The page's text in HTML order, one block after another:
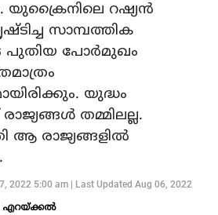
യുക്രൈനിലെ റഷ്യൻ
സാമ്പത്തിക
പുതിയ പോർമുഖം
യുദ്ധം
തമ്മിലല്ല.
ആ രാജ്യങ്ങളിൽ
2022 5:00 am| Last Updated Aug 06, 2022
എറയ്ക്കല്‍